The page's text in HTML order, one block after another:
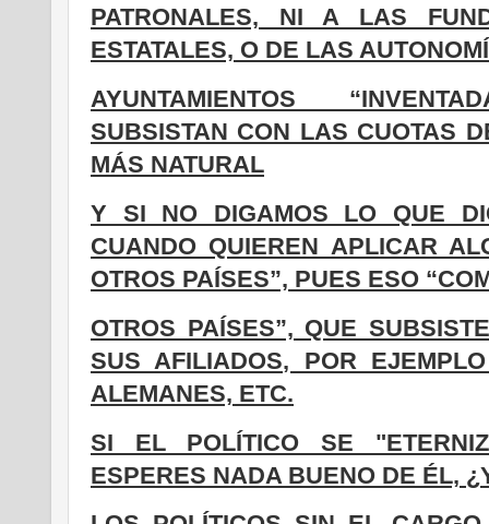
PATRONALES, NI A LAS
ESTATALES, O DE LAS
AYUNTAMIENTOS
SUBSISTAN CON LAS CUOTAS
MÁS NATURAL
Y SI NO DIGAMOS LO QUE
CUANDO QUIEREN APLICAR
OTROS PAÍSES”, PUES ESO
OTROS PAÍSES”, QUE
SUS AFILIADOS, POR
ALEMANES, ETC.
SI EL POLÍTICO SE
ESPERES NADA BUENO DE ÉL,